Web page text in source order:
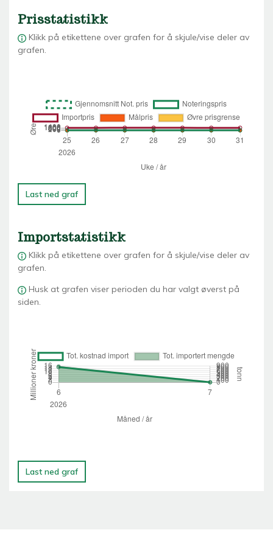
Prisstatistikk
Klikk på etikettene over grafen for å skjule/vise deler av
grafen.
Last ned graf
Importstatistikk
Klikk på etikettene over grafen for å skjule/vise deler av
grafen.
Husk at grafen viser perioden du har valgt øverst på
siden.
Last ned graf